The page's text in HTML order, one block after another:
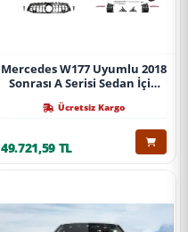
Mercedes W177 Uyumlu 2018
Sonrası A Serisi Sedan İçin
Tamponlu Set)
Ücretsiz Kargo
49.721,59 TL